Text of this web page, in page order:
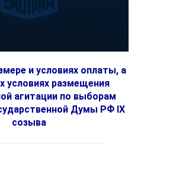
и условиях оплаты, а
условиях размещения
агитации по выборам
Думы РФ IX
созыва